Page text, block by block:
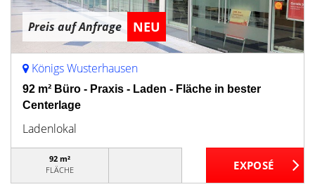
Preis auf Anfrage NEU
Königs Wusterhausen
92 m² Büro - Praxis - Laden - Fläche in bester
Centerlage
Ladenlokal
92 m²
FLÄCHE